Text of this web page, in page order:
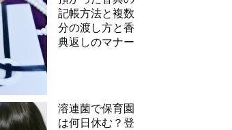
記帳方法と複数
分の渡し方と香
典返しのマナー
溶連菌で保育園
は何日休む？登